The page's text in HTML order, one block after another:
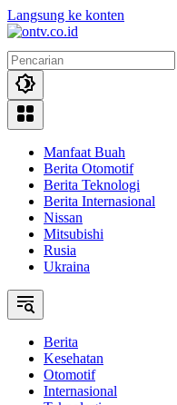
Langsung ke konten
Manfaat Buah
Berita Otomotif
Berita Teknologi
Berita Internasional
Nissan
Mitsubishi
Rusia
Ukraina
Berita
Kesehatan
Otomotif
Internasional